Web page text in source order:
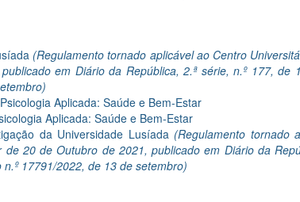
(Regulamento tornado aplicável ao Centro
em Diário da República, 2.ª série, n.º 177, de
Aplicada: Saúde e Bem-Estar
Aplicada: Saúde e Bem-Estar
da Universidade Lusíada (Regulamento tornado
20 de Outubro de 2021, publicado em Diário da
17791/2022, de 13 de setembro)